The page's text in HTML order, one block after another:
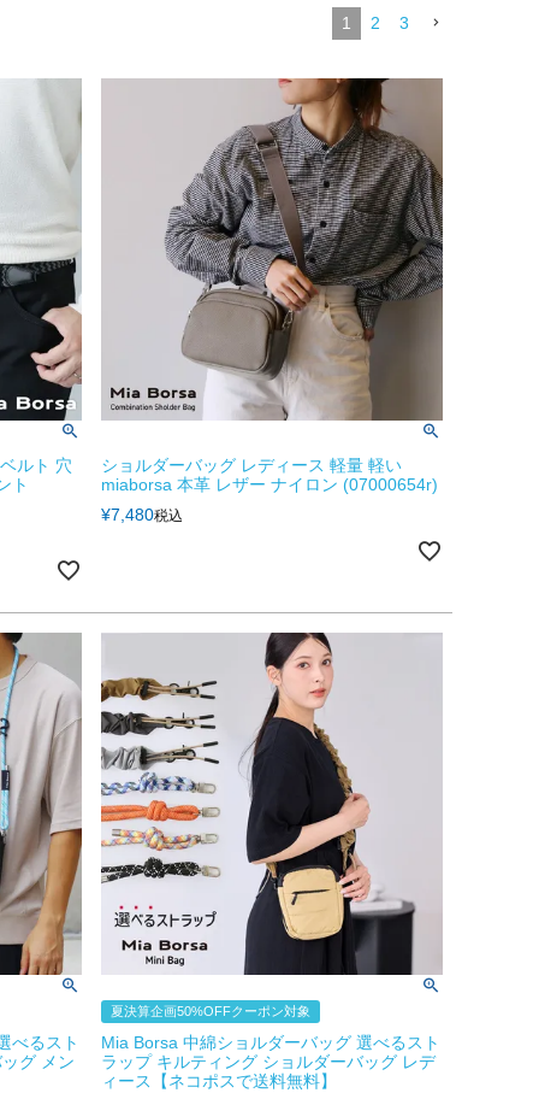
1 2 3
ルト 穴
ト
ショルダーバッグ レディース 軽量 軽い
miaborsa 本革 レザー ナイロン (07000654r)
¥7,480税込
べるスト
グ メン
夏決算企画50%OFFクーポン対象
Mia Borsa 中綿ショルダーバッグ 選べるスト
ラップ キルティング ショルダーバッグ レデ
ィース【ネコポスで送料無料】